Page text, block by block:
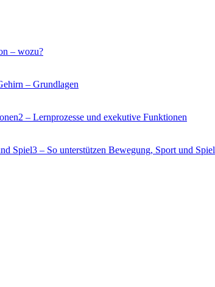
– wozu?
– Grundlagen
2 – Lernprozesse und exekutive Funktionen
3 – So unterstützen Bewegung, Sport und Spiel